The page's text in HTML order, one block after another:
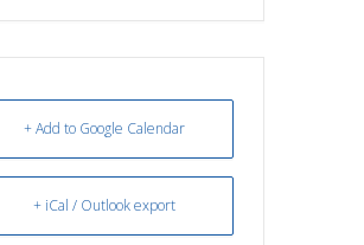
+ Add to Google Calendar
+ iCal / Outlook export